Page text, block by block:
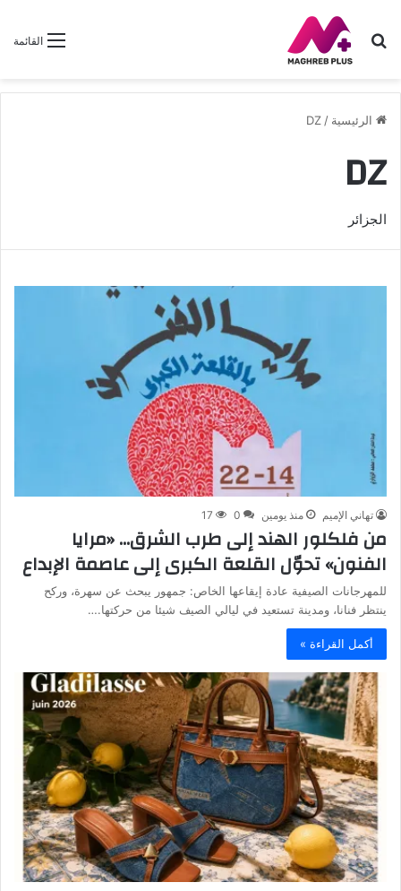
القائمة
بحث
عن
الرئيسية /
DZ
DZ
الجزائر
تهاني الإميم منذ يومين 0
17
من فلكلور الهند إلى طرب الشرق… «مرايا
الفنون» تحوّل القلعة الكبرى إلى عاصمة الإبداع
للمهرجانات الصيفية عادة إيقاعها الخاص: جمهور يبحث عن سهرة، وركح
ينتظر فنانا، ومدينة تستعيد في ليالي الصيف شيئا من حركتها.…
أكمل القراءة »